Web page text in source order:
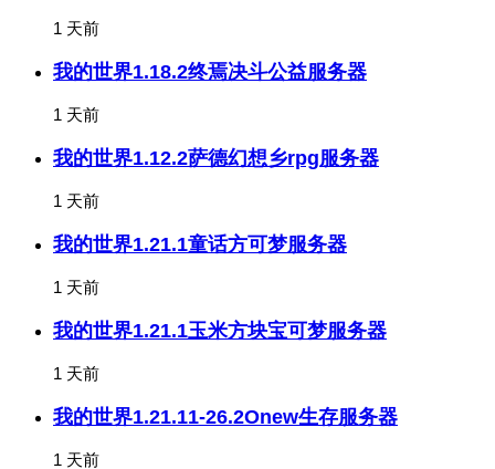
1 天前
我的世界1.18.2终焉决斗公益服务器
1 天前
我的世界1.12.2萨德幻想乡rpg服务器
1 天前
我的世界1.21.1童话方可梦服务器
1 天前
我的世界1.21.1玉米方块宝可梦服务器
1 天前
我的世界1.21.11-26.2Onew生存服务器
1 天前